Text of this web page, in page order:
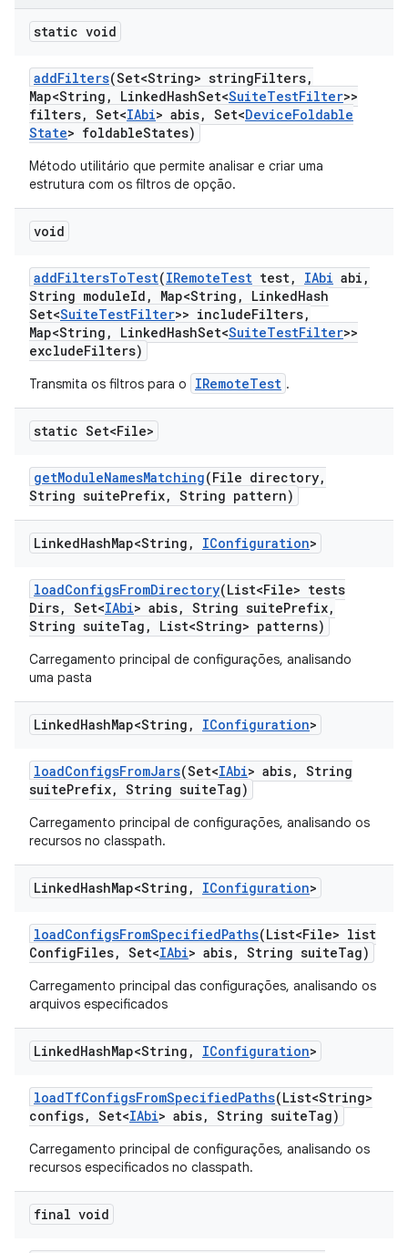
static void
addFilters(Set<String> stringFilters,
Map<String , LinkedHashSet<SuiteTestFilter>>
filters, Set<IAbi> abis, Set<DeviceFoldable
State> foldableStates)
Método utilitário que permite analisar e criar uma
estrutura com os filtros de opção.
void
addFiltersToTest(IRemoteTest test, IAbi abi ,
String moduleId , Map<String , LinkedHash
Set<SuiteTestFilter>> includeFilters,
Map<String , LinkedHashSet<SuiteTestFilter>>
excludeFilters)
Transmita os filtros para o IRemoteTest .
static Set<File>
getModuleNamesMatching(File directory,
String suitePrefix, String pattern)
LinkedHashMap<String , IConfiguration>
loadConfigsFromDirectory(List<File> tests
Dirs, Set<IAbi> abis, String suitePrefix,
String suiteTag , List<String> patterns)
Carregamento principal de configurações, analisando
uma pasta
LinkedHashMap<String , IConfiguration>
loadConfigsFromJars(Set<IAbi> abis, String
suitePrefix, String suiteTag)
Carregamento principal de configurações, analisando os
recursos no classpath.
LinkedHashMap<String , IConfiguration>
loadConfigsFromSpecifiedPaths(List<File> list
ConfigFiles, Set<IAbi> abis, String suiteTag)
Carregamento principal das configurações, analisando os
arquivos especificados
LinkedHashMap<String , IConfiguration>
loadTfConfigsFromSpecifiedPaths(List<String>
configs, Set<IAbi> abis, String suiteTag)
Carregamento principal de configurações, analisando os
recursos especificados no classpath.
final void